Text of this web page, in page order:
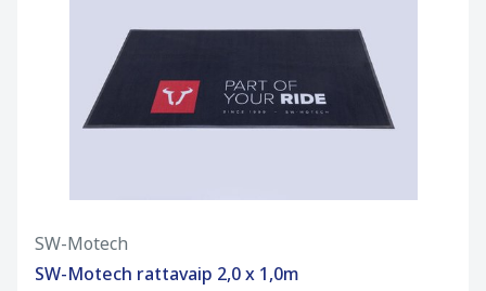
SW-Motech
SW-Motech rattavaip 2,0 x 1,0m